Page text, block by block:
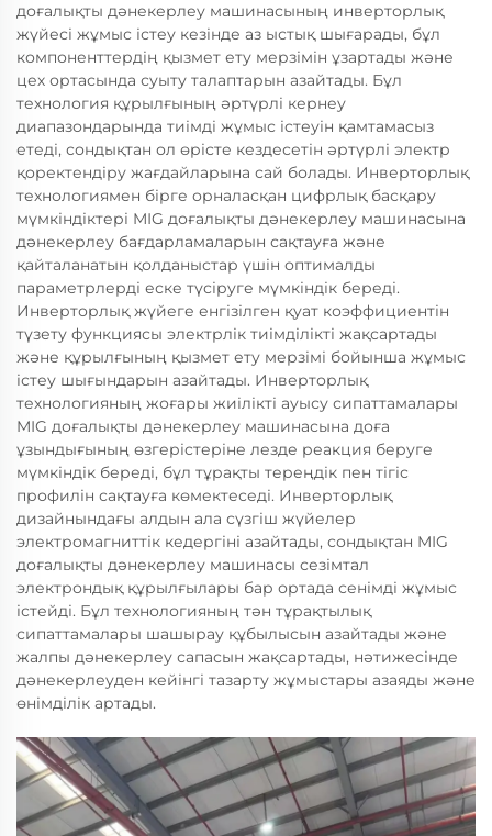
доғалықты дәнекерлеу машинасының инверторлық
жүйесі жұмыс істеу кезінде аз ыстық шығарады, бұл
компоненттердің қызмет ету мерзімін ұзартады және
цех ортасында суыту талаптарын азайтады. Бұл
технология құрылғының әртүрлі кернеу
диапазондарында тиімді жұмыс істеуін қамтамасыз
етеді, сондықтан ол өрісте кездесетін әртүрлі электр
қоректендіру жағдайларына сай болады. Инверторлық
технологиямен бірге орналасқан цифрлық басқару
мүмкіндіктері MIG доғалықты дәнекерлеу машинасына
дәнекерлеу бағдарламаларын сақтауға және
қайталанатын қолданыстар үшін оптималды
параметрлерді еске түсіруге мүмкіндік береді.
Инверторлық жүйеге енгізілген қуат коэффициентін
түзету функциясы электрлік тиімділікті жақсартады
және құрылғының қызмет ету мерзімі бойынша жұмыс
істеу шығындарын азайтады. Инверторлық
технологияның жоғары жиілікті ауысу сипаттамалары
MIG доғалықты дәнекерлеу машинасына доға
ұзындығының өзгерістеріне лезде реакция беруге
мүмкіндік береді, бұл тұрақты тереңдік пен тігіс
профилін сақтауға көмектеседі. Инверторлық
дизайнындағы алдын ала сүзгіш жүйелер
электромагниттік кедергіні азайтады, сондықтан MIG
доғалықты дәнекерлеу машинасы сезімтал
электрондық құрылғылары бар ортада сенімді жұмыс
істейді. Бұл технологияның тән тұрақтылық
сипаттамалары шашырау құбылысын азайтады және
жалпы дәнекерлеу сапасын жақсартады, нәтижесінде
дәнекерлеуден кейінгі тазарту жұмыстары азаяды және
өнімділік артады.